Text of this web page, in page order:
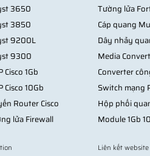
3650
3850
9200L
9300
Cisco 1Gb
Cisco 10Gb
Router Cisco
lửa Firewall
Tường lửa
Cáp quang
Dây nhảy
Media
Converter
Switch mạng
Hộp phối
Module 1Gb
Liên kết website